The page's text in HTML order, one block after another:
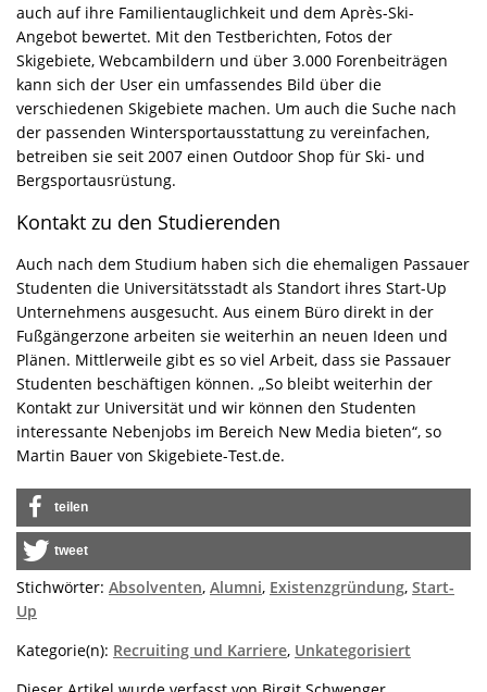
auch auf ihre Familientauglichkeit und dem Après-Ski-
Angebot bewertet. Mit den Testberichten, Fotos der
Skigebiete, Webcambildern und über 3.000 Forenbeiträgen
kann sich der User ein umfassendes Bild über die
verschiedenen Skigebiete machen. Um auch die Suche nach
der passenden Wintersportausstattung zu vereinfachen,
betreiben sie seit 2007 einen Outdoor Shop für Ski- und
Bergsportausrüstung.
Kontakt zu den Studierenden
Auch nach dem Studium haben sich die ehemaligen Passauer
Studenten die Universitätsstadt als Standort ihres Start-Up
Unternehmens ausgesucht. Aus einem Büro direkt in der
Fußgängerzone arbeiten sie weiterhin an neuen Ideen und
Plänen. Mittlerweile gibt es so viel Arbeit, dass sie Passauer
Studenten beschäftigen können. „So bleibt weiterhin der
Kontakt zur Universität und wir können den Studenten
interessante Nebenjobs im Bereich New Media bieten“, so
Martin Bauer von Skigebiete-Test.de.
teilen
tweet
Stichwörter: Absolventen, Alumni, Existenzgründung, Start-
Up
Kategorie(n): Recruiting und Karriere, Unkategorisiert